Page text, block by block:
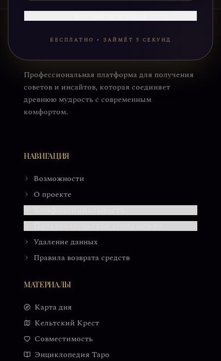
БЕСПЛАТНО • ЗАЙМЁТ 5 СЕКУНД
Профессиональная платформа для получения
советов и инсайтов, которая соединяет
древнюю мудрость с современным
комфортом.
НАВИГАЦИЯ
Возможности
О проекте
Удаление данных
Правила возврата средств
МАТЕРИАЛЫ
Карта дня
Кельтский Крест
Совместимость
Энциклопедия Таро